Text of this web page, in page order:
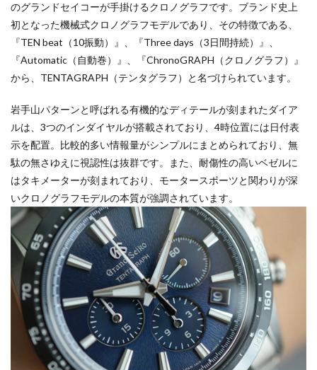
のグランドセイコーが手掛けるクロノグラフです。ブランド史上
初となった機械式クロノグラフモデルであり、その特徴である、
『TEN beat（10振動）』、『Three days（3日間持続）』、
『Automatic（自動巻）』、『ChronoGRAPH（クロノグラフ）』
から、TENTAGRAPH（テンタグラフ）と名づけられています。
岩手山パターンと呼ばれる有機的なディテールが刻まれたダイア
ルは、3つのインダイヤルが搭載されており、4時位置には日付表
示を配置。比較的多い情報量がシンプルにまとめられており、無
駄の無さゆえに視認性は抜群です。また、耐傷性の高いベゼルに
はタキメーターが刻まれており、モータースポーツと関わりが深
いクロノグラフモデルの本質が強調されています。